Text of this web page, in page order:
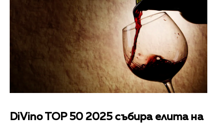
DiVino TOP 50 2025 събира елита на